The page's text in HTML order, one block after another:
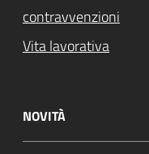
contravvenzioni
Vita lavorativa
NOVITÀ